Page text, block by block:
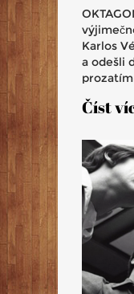
Karlos
a odešli
MMA v
Číst